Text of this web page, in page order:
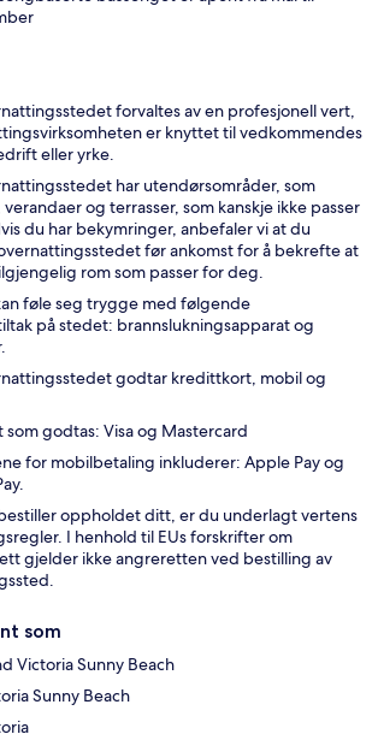
forvaltes av en profesjonell vert,
er knyttet til vedkommendes
eller yrke.
har utendørsområder, som
og terrasser, som kanskje ikke passer
du har bekymringer, anbefaler vi at du
før ankomst for å bekrefte at
rom som passer for deg.
føle seg trygge med følgende
på stedet: brannslukningsapparat og
godtar kredittkort, mobil og
godtas: Visa og Mastercard
for mobilbetaling inkluderer: Apple Pay og
oppholdet ditt, er du underlagt vertens
I henhold til EUs forskrifter om
gjelder ikke angreretten ved bestilling av
som
Victoria Sunny Beach
Sunny Beach